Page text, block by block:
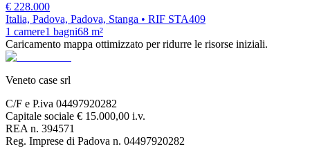
€ 228.000
Italia, Padova, Padova, Stanga • RIF STA409
1 camere1 bagni68 m²
Caricamento mappa ottimizzato per ridurre le risorse iniziali.
Veneto case srl
C/F e P.iva 04497920282
Capitale sociale € 15.000,00 i.v.
REA n. 394571
Reg. Imprese di Padova n. 04497920282